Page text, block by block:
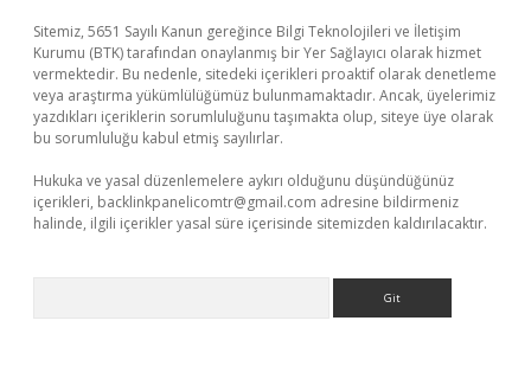
Sitemiz, 5651 Sayılı Kanun gereğince Bilgi Teknolojileri ve İletişim
Kurumu (BTK) tarafından onaylanmış bir Yer Sağlayıcı olarak hizmet
vermektedir. Bu nedenle, sitedeki içerikleri proaktif olarak denetleme
veya araştırma yükümlülüğümüz bulunmamaktadır. Ancak, üyelerimiz
yazdıkları içeriklerin sorumluluğunu taşımakta olup, siteye üye olarak
bu sorumluluğu kabul etmiş sayılırlar.
Hukuka ve yasal düzenlemelere aykırı olduğunu düşündüğünüz
içerikleri, backlinkpanelicomtr@gmail.com adresine bildirmeniz
halinde, ilgili içerikler yasal süre içerisinde sitemizden kaldırılacaktır.